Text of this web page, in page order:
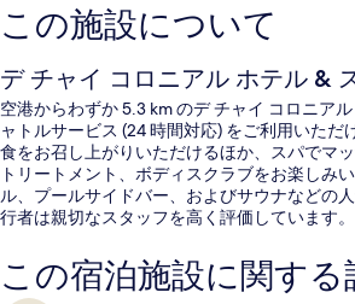
この施設について
デ チャイ コロニアル ホテル &
空港からわずか 5.3 km のデ チャイ コロニア
ャトルサービス (24 時間対応) をご利用いただ
食をお召し上がりいただけるほか、スパでマ
トリートメント、ボディスクラブをお楽しみ
ル、プールサイドバー、およびサウナなどの
行者は親切なスタッフを高く評価しています。
この宿泊施設に関する